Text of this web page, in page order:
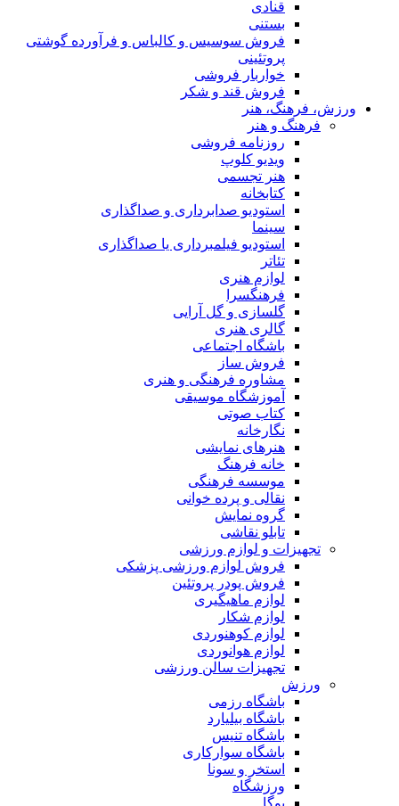
قنادی
بستنی
فروش سوسیس و کالباس و فرآورده گوشتی
پروتئینی
خواربار فروشی
فروش قند و شکر
ورزش، فرهنگ، هنر
فرهنگ و هنر
روزنامه فروشی
ویدیو کلوپ
هنر تجسمی
کتابخانه
استودیو صدابرداری و صداگذاری
سینما
استودیو فیلمبرداری یا صداگذاری
تئاتر
لوازم هنری
فرهنگسرا
گلسازی و گل آرایی
گالری هنری
باشگاه اجتماعی
فروش ساز
مشاوره فرهنگی و هنری
آموزشگاه موسیقی
کتاب صوتی
نگارخانه
هنرهای نمایشی
خانه فرهنگ
موسسه فرهنگی
نقالی و پرده خوانی
گروه نمایش
تابلو نقاشی
تجهیزات و لوازم ورزشی
فروش لوازم ورزشی پزشکی
فروش پودر پروتئین
لوازم ماهیگیری
لوازم شکار
لوازم کوهنوردی
لوازم هوانوردی
تجهیزات سالن ورزشی
ورزش
باشگاه رزمی
باشگاه بیلیارد
باشگاه تنیس
باشگاه سوارکاری
استخر و سونا
ورزشگاه